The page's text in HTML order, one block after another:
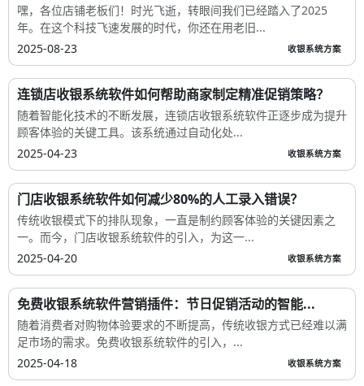
嘿，各位店铺老板们！时光飞逝，转眼间我们已经踏入了2025
年。在这个科技飞速发展的时代，你还在用老旧...
2025-08-23
收银系统方案
连锁店收银系统软件如何帮助商家制定精准促销策略？
随着智能化技术的不断发展，连锁店收银系统软件正逐步成为提升
顾客体验的关键工具。该系统通过自动化处...
2025-04-23
收银系统方案
门店收银系统软件如何减少80%的人工录入错误？
传统收银模式下的排队现象，一直是制约顾客体验的关键因素之
一。而今，门店收银系统软件的引入，为这一...
2025-04-20
收银系统方案
免费收银系统软件营销插件：节日促销活动的智能...
随着消费者对购物体验要求的不断提高，传统收银方式已经难以满
足市场的需求。免费收银系统软件的引入，...
2025-04-18
收银系统方案